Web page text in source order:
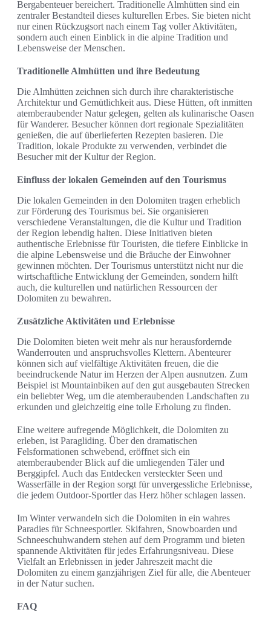
Bergabenteuer bereichert. Traditionelle Almhütten sind ein
zentraler Bestandteil dieses kulturellen Erbes. Sie bieten nicht
nur einen Rückzugsort nach einem Tag voller Aktivitäten,
sondern auch einen Einblick in die alpine Tradition und
Lebensweise der Menschen.
Traditionelle Almhütten und ihre Bedeutung
Die Almhütten zeichnen sich durch ihre charakteristische
Architektur und Gemütlichkeit aus. Diese Hütten, oft inmitten
atemberaubender Natur gelegen, gelten als kulinarische Oasen
für Wanderer. Besucher können dort regionale Spezialitäten
genießen, die auf überlieferten Rezepten basieren. Die
Tradition, lokale Produkte zu verwenden, verbindet die
Besucher mit der Kultur der Region.
Einfluss der lokalen Gemeinden auf den Tourismus
Die lokalen Gemeinden in den Dolomiten tragen erheblich
zur Förderung des Tourismus bei. Sie organisieren
verschiedene Veranstaltungen, die die Kultur und Tradition
der Region lebendig halten. Diese Initiativen bieten
authentische Erlebnisse für Touristen, die tiefere Einblicke in
die alpine Lebensweise und die Bräuche der Einwohner
gewinnen möchten. Der Tourismus unterstützt nicht nur die
wirtschaftliche Entwicklung der Gemeinden, sondern hilft
auch, die kulturellen und natürlichen Ressourcen der
Dolomiten zu bewahren.
Zusätzliche Aktivitäten und Erlebnisse
Die Dolomiten bieten weit mehr als nur herausfordernde
Wanderrouten und anspruchsvolles Klettern. Abenteurer
können sich auf vielfältige Aktivitäten freuen, die die
beeindruckende Natur im Herzen der Alpen ausnutzen. Zum
Beispiel ist Mountainbiken auf den gut ausgebauten Strecken
ein beliebter Weg, um die atemberaubenden Landschaften zu
erkunden und gleichzeitig eine tolle Erholung zu finden.
Eine weitere aufregende Möglichkeit, die Dolomiten zu
erleben, ist Paragliding. Über den dramatischen
Felsformationen schwebend, eröffnet sich ein
atemberaubender Blick auf die umliegenden Täler und
Berggipfel. Auch das Entdecken versteckter Seen und
Wasserfälle in der Region sorgt für unvergessliche Erlebnisse,
die jedem Outdoor-Sportler das Herz höher schlagen lassen.
Im Winter verwandeln sich die Dolomiten in ein wahres
Paradies für Schneesportler. Skifahren, Snowboarden und
Schneeschuhwandern stehen auf dem Programm und bieten
spannende Aktivitäten für jedes Erfahrungsniveau. Diese
Vielfalt an Erlebnissen in jeder Jahreszeit macht die
Dolomiten zu einem ganzjährigen Ziel für alle, die Abenteuer
in der Natur suchen.
FAQ